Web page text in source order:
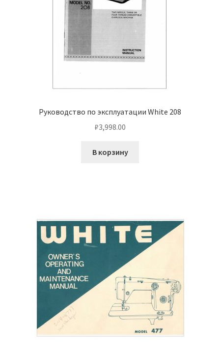
Руководство по эксплуатации White 208
₽3,998.00
В корзину